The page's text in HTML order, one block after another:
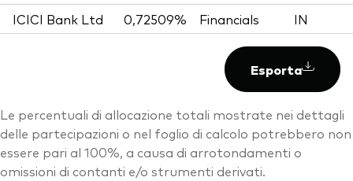
ICICI Bank Ltd 0,72509% Financials IN
Esporta
Le percentuali di allocazione totali mostrate nei dettagli
delle partecipazioni o nel foglio di calcolo potrebbero non
essere pari al 100%, a causa di arrotondamenti o
omissioni di contanti e/o strumenti derivati.